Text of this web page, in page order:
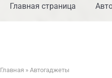
Главная страница
Главная » Автогаджеты